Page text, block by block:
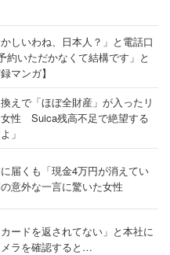
しいわね、日本人？」と電話口
いただかなくて結構です」と
マンガ】
えで「ほぼ全財産」が入ったリ
性 Suica残高不足で絶望する
」
届くも「現金4万円が消えてい
意外な一言に驚いた女性
ードを返されてない」と本社に
ラを確認すると…